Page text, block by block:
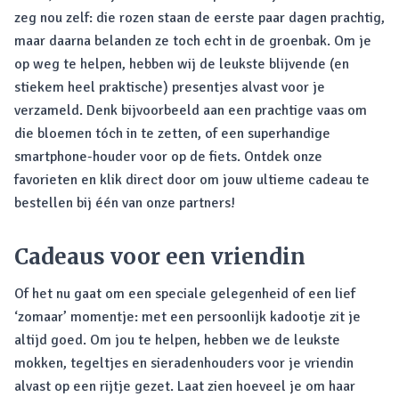
zeg nou zelf: die rozen staan de eerste paar dagen prachtig,
maar daarna belanden ze toch echt in de groenbak. Om je
op weg te helpen, hebben wij de leukste blijvende (en
stiekem heel praktische) presentjes alvast voor je
verzameld. Denk bijvoorbeeld aan een prachtige vaas om
die bloemen tóch in te zetten, of een superhandige
smartphone-houder voor op de fiets. Ontdek onze
favorieten en klik direct door om jouw ultieme cadeau te
bestellen bij één van onze partners!
Cadeaus voor een vriendin
Of het nu gaat om een speciale gelegenheid of een lief
‘zomaar’ momentje: met een persoonlijk kadootje zit je
altijd goed. Om jou te helpen, hebben we de leukste
mokken, tegeltjes en sieradenhouders voor je vriendin
alvast op een rijtje gezet. Laat zien hoeveel je om haar